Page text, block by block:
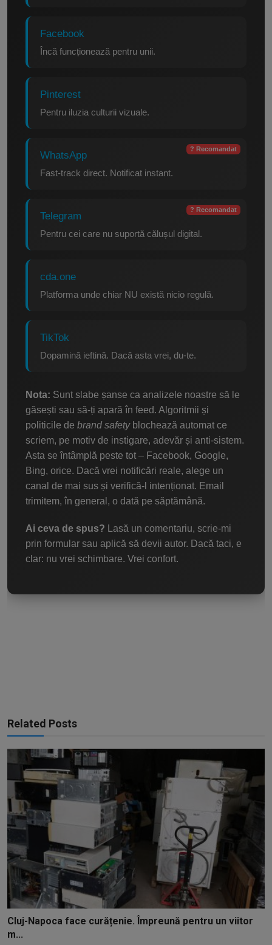
Facebook
Încă funcționează pentru unii.
Pinterest
Pentru iluzia culturii vizuale.
WhatsApp
? Recomandat
Fast-track direct. Notificat instant.
Telegram
? Recomandat
Pentru cei care nu suportă călușul digital.
cda.one
Platforma unde chiar NU există nicio regulă.
TikTok
Dopamină ieftină. Dacă asta vrei, du-te.
Nota: Sunt slabe șanse ca analizele noastre să le
găsești sau să-ți apară în feed. Algoritmii și
politicile de brand safetyblochează automat ce
scriem, pe motiv de instigare, adevăr și anti-sistem.
Asta se întâmplă peste tot – Facebook, Google,
Bing, orice. Dacă vrei notificări reale, alege un
canal de mai sus și verifică-l intenționat. Email
trimitem, în general, o dată pe săptămână.
Ai ceva de spus? Lasă un comentariu, scrie-mi
prin formular sau aplică să devii autor. Dacă taci, e
clar: nu vrei schimbare. Vrei confort.
Related Posts
Cluj-Napoca face curățenie. Împreună pentru un viitor
m...